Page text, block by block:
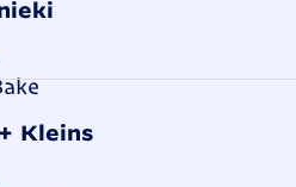
Kleins